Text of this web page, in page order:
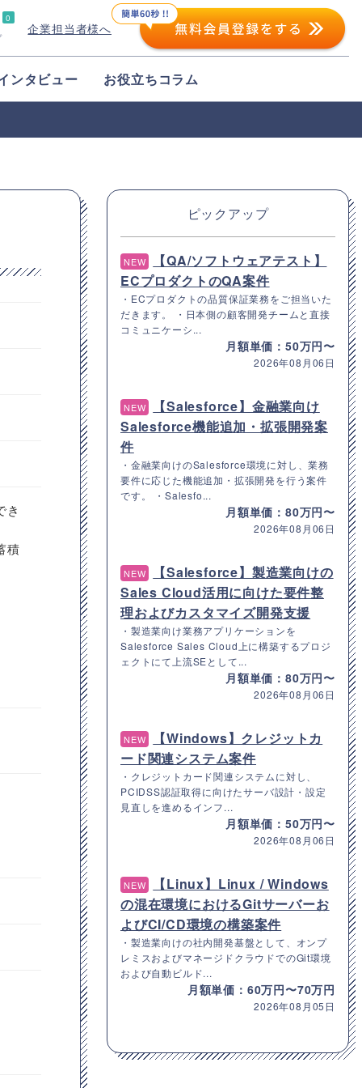
0
企業担当者様へ
ンタビュー お役立ちコラム
き
積
ピックアップ
NEW
【QA/ソフトウェアテスト】
ECプロダクトのQA案件
・ECプロダクトの品質保証業務をご担当いた
だきます。 ・日本側の顧客開発チームと直接
コミュニケーシ...
月額単価：50万円〜
2026年08月06日
NEW
【Salesforce】金融業向け
Salesforce機能追加・拡張開発案
件
・金融業向けのSalesforce環境に対し、業務
要件に応じた機能追加・拡張開発を行う案件
です。 ・Salesfo...
月額単価：80万円〜
2026年08月06日
NEW
【Salesforce】製造業向けの
Sales Cloud活用に向けた要件整
理およびカスタマイズ開発支援
・製造業向け業務アプリケーションを
Salesforce Sales Cloud上に構築するプロジ
ェクトにて上流SEとして...
月額単価：80万円〜
2026年08月06日
NEW
【Windows】クレジットカ
ード関連システム案件
・クレジットカード関連システムに対し、
PCIDSS認証取得に向けたサーバ設計・設定
見直しを進めるインフ...
月額単価：50万円〜
2026年08月06日
NEW
【Linux】Linux / Windows
の混在環境におけるGitサーバーお
よびCI/CD環境の構築案件
・製造業向けの社内開発基盤として、オンプ
レミスおよびマネージドクラウドでのGit環境
および自動ビルド...
月額単価：60万円〜70万円
2026年08月05日